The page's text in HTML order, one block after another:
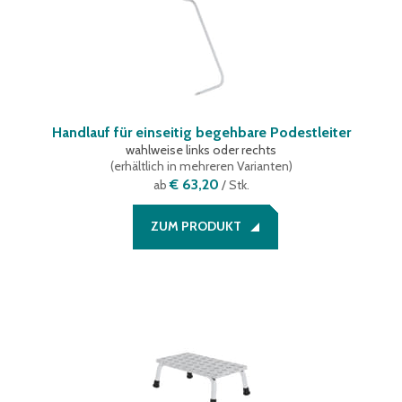
Handlauf für einseitig begehbare Podestleiter
wahlweise links oder rechts
(erhältlich in mehreren Varianten)
ab€ 63,20 / Stk.
ZUM PRODUKT